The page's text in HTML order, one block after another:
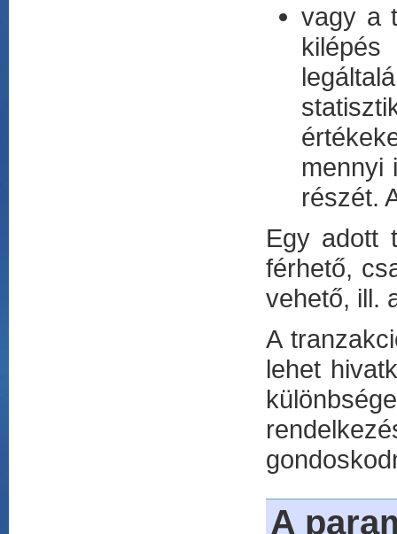
vagy a
mennyi
részét.
Egy adott
férhető,
vehető, ill.
A
lehet
A